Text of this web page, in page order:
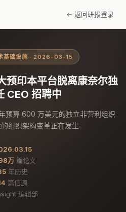
← 返回研报登录
基础设施 · 2026-03-15
预印本平台脱离康奈尔独
CEO 招聘中
预算 600 万美元的独立非营利组织
组织架构变革正在发生
万 篇论文
年历史
篇信源
编辑部